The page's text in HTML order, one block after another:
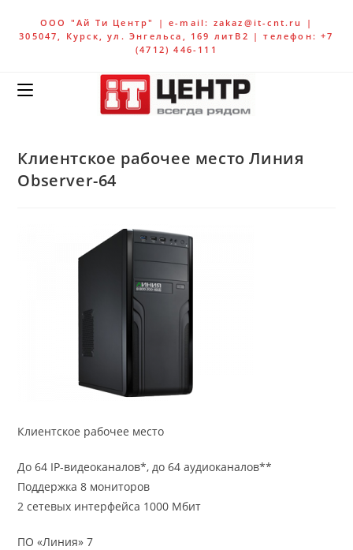
ООО "Ай Ти Центр" | e-mail: zakaz@it-cnt.ru |
305047, Курск, ул. Энгельса, 169 литВ2 | телефон: +7
(4712) 446-111
Клиентское рабочее место Линия
Observer-64
Клиентское рабочее место
До 64 IP-видеоканалов*, до 64 аудиоканалов**
Поддержка 8 мониторов
2 сетевых интерфейса 1000 Мбит
ПО «Линия» 7